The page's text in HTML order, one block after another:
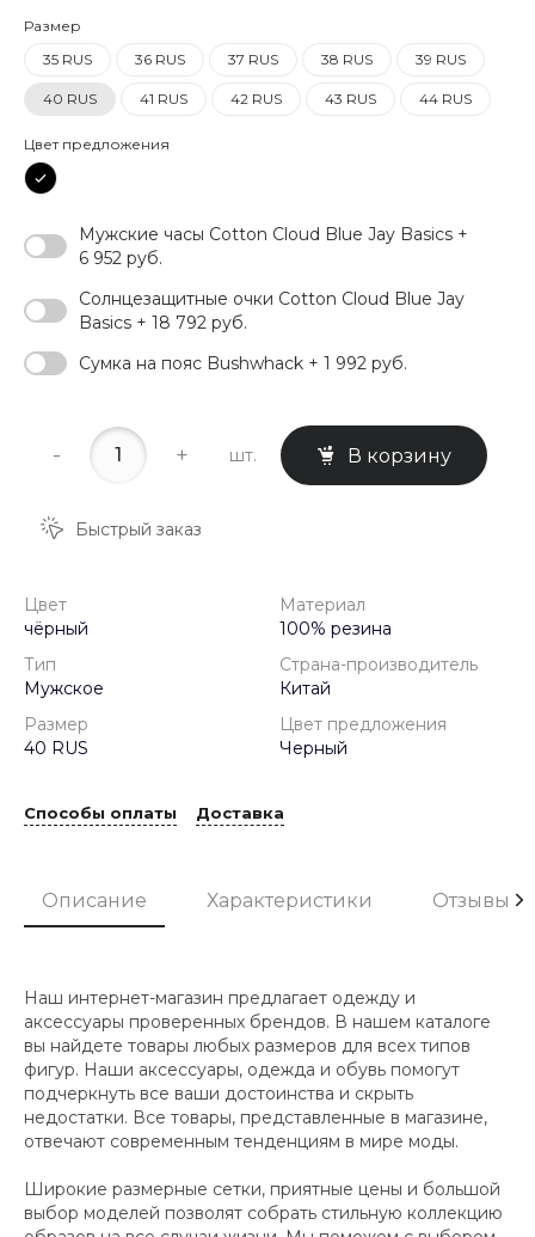
Размер
35 RUS
36 RUS 37 RUS 38 RUS 39 RUS
40 RUS 41 RUS 42 RUS 43 RUS 44 RUS
Цвет предложения
Мужские часы Cotton Cloud Blue Jay Basics +
6 952 руб.
Солнцезащитные очки Cotton Cloud Blue Jay
Basics + 18 792 руб.
Сумка на пояс Bushwhack + 1 992 руб.
- + шт. В корзину
Быстрый заказ
Цвет
чёрный
Материал
100% резина
Тип
Мужское
Страна-производитель
Китай
Размер
40 RUS
Цвет предложения
Черный
Способы оплаты Доставка
Описание Характеристики Отзывы
Наш интернет-магазин предлагает одежду и
аксессуары проверенных брендов. В нашем каталоге
вы найдете товары любых размеров для всех типов
фигур. Наши аксессуары, одежда и обувь помогут
подчеркнуть все ваши достоинства и скрыть
недостатки. Все товары, представленные в магазине,
отвечают современным тенденциям в мире моды.
Широкие размерные сетки, приятные цены и большой
выбор моделей позволят собрать стильную коллекцию